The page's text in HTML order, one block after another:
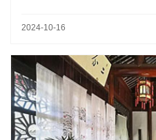
2024-10-16